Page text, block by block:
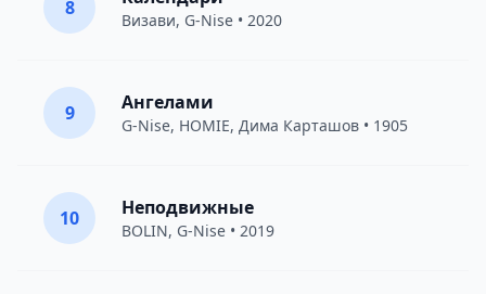
8
Визави, G-Nise • 2020
9 Ангелами
G-Nise, HOMIE, Дима Карташов • 1905
10 Неподвижные
BOLIN, G-Nise • 2019